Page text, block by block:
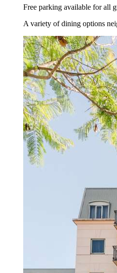
Free parking available for all
A variety of dining options